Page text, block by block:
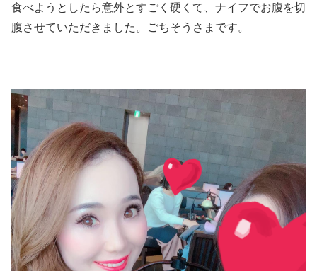
食べようとしたら意外とすごく硬くて、ナイフでお腹を切
腹させていただきました。ごちそうさまです。